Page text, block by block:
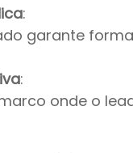
:
garante
:
onde o